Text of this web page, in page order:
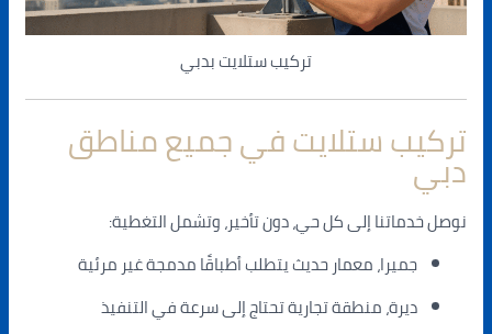
تركيب ستلايت بدبي
تركيب ستلايت في جميع مناطق
دبي
نوصل خدماتنا إلى كل حي، دون تأخير، وتشمل التغطية:
جميرا، معمار حديث يتطلب أطباقًا مدمجة غير مرئية
ديرة، منطقة تجارية تحتاج إلى سرعة في التنفيذ